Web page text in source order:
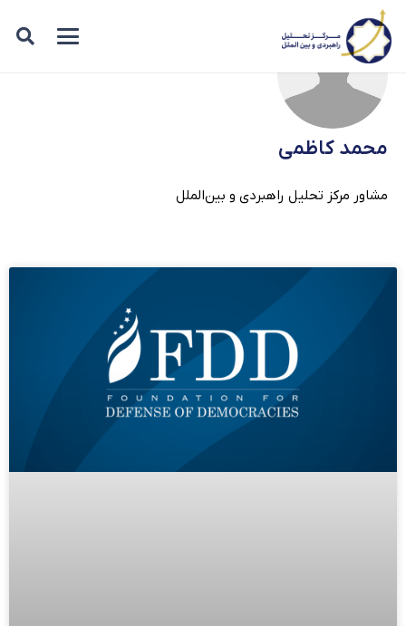
محمد کاظمی
مشاور مرکز تحلیل راهبردی و بین‌الملل